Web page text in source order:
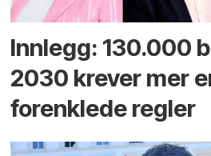
Innlegg: 130.000
2030 krever mer
forenklede regler